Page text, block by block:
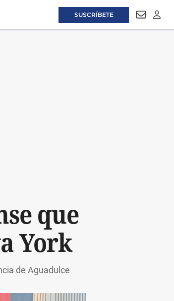
SUSCRÍBETE
que
York
de Aguadulce